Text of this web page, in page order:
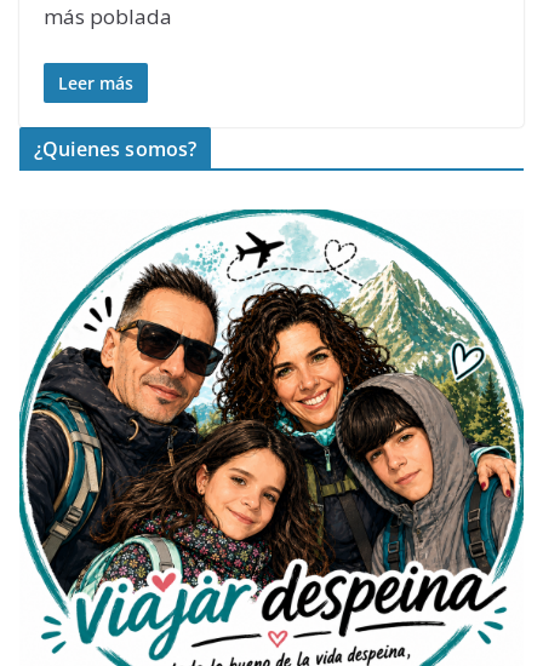
más poblada
Leer más
¿Quienes somos?